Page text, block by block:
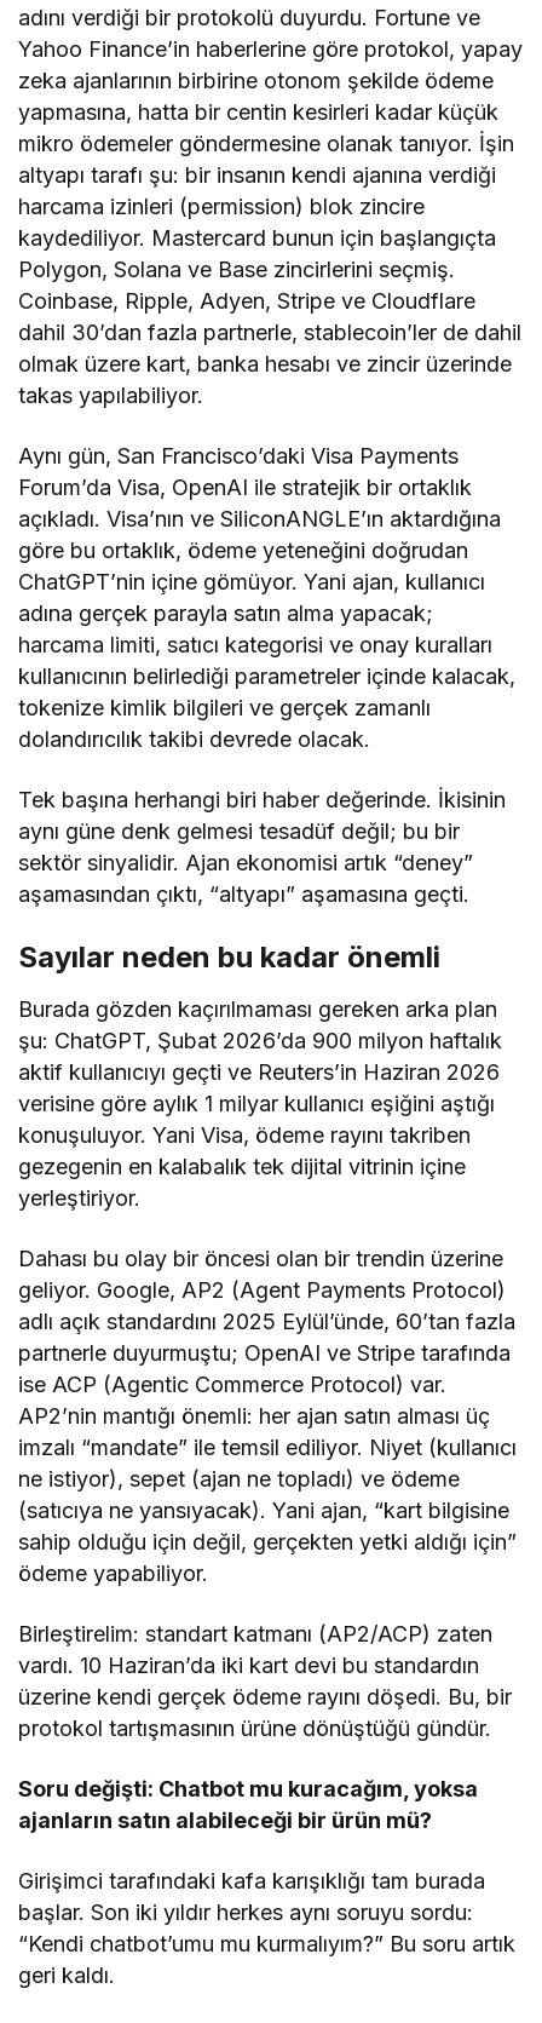
adını verdiği bir protokolü duyurdu. Fortune ve
Yahoo Finance’in haberlerine göre protokol, yapay
zeka ajanlarının birbirine otonom şekilde ödeme
yapmasına, hatta bir centin kesirleri kadar küçük
mikro ödemeler göndermesine olanak tanıyor. İşin
altyapı tarafı şu: bir insanın kendi ajanına verdiği
harcama izinleri (permission) blok zincire
kaydediliyor. Mastercard bunun için başlangıçta
Polygon, Solana ve Base zincirlerini seçmiş.
Coinbase, Ripple, Adyen, Stripe ve Cloudflare
dahil 30’dan fazla partnerle, stablecoin’ler de dahil
olmak üzere kart, banka hesabı ve zincir üzerinde
takas yapılabiliyor.
Aynı gün, San Francisco’daki Visa Payments
Forum’da Visa, OpenAI ile stratejik bir ortaklık
açıkladı. Visa’nın ve SiliconANGLE’ın aktardığına
göre bu ortaklık, ödeme yeteneğini doğrudan
ChatGPT’nin içine gömüyor. Yani ajan, kullanıcı
adına gerçek parayla satın alma yapacak;
harcama limiti, satıcı kategorisi ve onay kuralları
kullanıcının belirlediği parametreler içinde kalacak,
tokenize kimlik bilgileri ve gerçek zamanlı
dolandırıcılık takibi devrede olacak.
Tek başına herhangi biri haber değerinde. İkisinin
aynı güne denk gelmesi tesadüf değil; bu bir
sektör sinyalidir. Ajan ekonomisi artık “deney”
aşamasından çıktı, “altyapı” aşamasına geçti.
Sayılar neden bu kadar önemli
Burada gözden kaçırılmaması gereken arka plan
şu: ChatGPT, Şubat 2026’da 900 milyon haftalık
aktif kullanıcıyı geçti ve Reuters’in Haziran 2026
verisine göre aylık 1 milyar kullanıcı eşiğini aştığı
konuşuluyor. Yani Visa, ödeme rayını takriben
gezegenin en kalabalık tek dijital vitrinin içine
yerleştiriyor.
Dahası bu olay bir öncesi olan bir trendin üzerine
geliyor. Google, AP2 (Agent Payments Protocol)
adlı açık standardını 2025 Eylül’ünde, 60’tan fazla
partnerle duyurmuştu; OpenAI ve Stripe tarafında
ise ACP (Agentic Commerce Protocol) var.
AP2’nin mantığı önemli: her ajan satın alması üç
imzalı “mandate” ile temsil ediliyor. Niyet (kullanıcı
ne istiyor), sepet (ajan ne topladı) ve ödeme
(satıcıya ne yansıyacak). Yani ajan, “kart bilgisine
sahip olduğu için değil, gerçekten yetki aldığı için”
ödeme yapabiliyor.
Birleştirelim: standart katmanı (AP2/ACP) zaten
vardı. 10 Haziran’da iki kart devi bu standardın
üzerine kendi gerçek ödeme rayını döşedi. Bu, bir
protokol tartışmasının ürüne dönüştüğü gündür.
Soru değişti: Chatbot mu kuracağım, yoksa
ajanların satın alabileceği bir ürün mü?
Girişimci tarafındaki kafa karışıklığı tam burada
başlar. Son iki yıldır herkes aynı soruyu sordu:
“Kendi chatbot’umu mu kurmalıyım?” Bu soru artık
geri kaldı.